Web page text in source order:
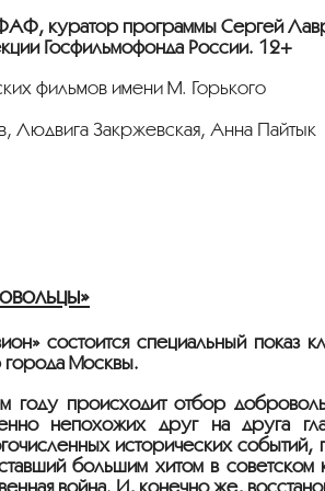
Союз. Родные и близкие Веста
с собой телохранителя — ковбоя
приключений.
куратор программы Сергей
Госфильмофонда России. 12+
фильмов имени М. Горького
Закржевская, Анна Пайтык
знакомой, в которую влюбился,
но никак не может с ним
состоится специальный показ
Москвы.
году происходит отбор
непохожих друг на друга
исторических событий,
большим хитом в советском
война. И, конечно же,